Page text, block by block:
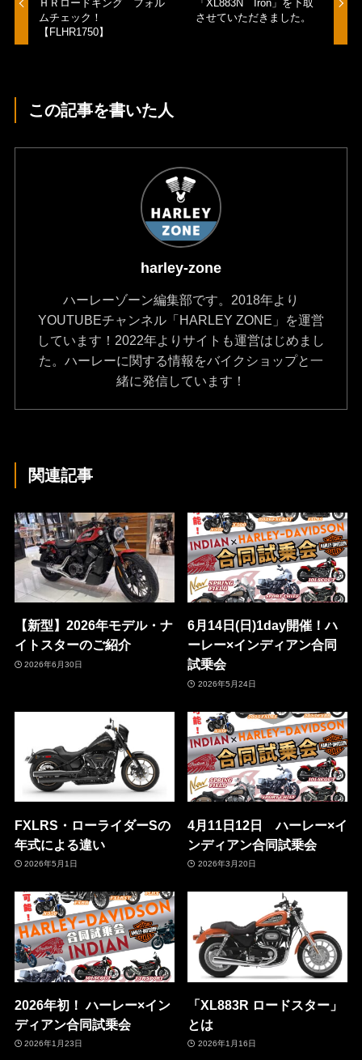
ＨＲロードキング フォル
ムチェック！
【FLHR1750】
「XL883N Iron」を下取
させていただきました。
この記事を書いた人
harley-zone
ハーレーゾーン編集部です。2018年より
YOUTUBEチャンネル「HARLEY ZONE」を運営
しています！2022年よりサイトも運営はじめまし
た。ハーレーに関する情報をバイクショップと一
緒に発信しています！
関連記事
【新型】2026年モデル・ナ
イトスターのご紹介
2026年6月30日
6月14日(日)1day開催！ハ
ーレー×インディアン合同
試乗会
2026年5月24日
FXLRS・ローライダーSの
年式による違い
2026年5月1日
4月11日12日 ハーレー×イ
ンディアン合同試乗会
2026年3月20日
2026年初！ ハーレー×イン
ディアン合同試乗会
2026年1月23日
「XL883R ロードスター」
とは
2026年1月16日